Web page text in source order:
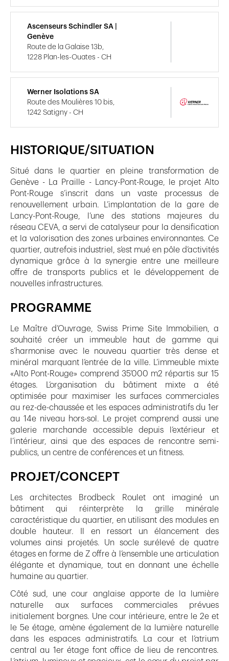
HISTORIQUE/SITUATION
Situé dans le quartier en pleine transformation de
Genève - La Praille - Lancy-Pont-Rouge, le projet Alto
Pont-Rouge s’inscrit dans un vaste processus de
renouvellement urbain. L’implantation de la gare de
Lancy-Pont-Rouge, l’une des stations majeures du
réseau CEVA, a servi de catalyseur pour la densification
et la valorisation des zones urbaines environnantes. Ce
quartier, autrefois industriel, s’est mué en pôle d’activités
dynamique grâce à la synergie entre une meilleure
offre de transports publics et le développement de
nouvelles infrastructures.
PROGRAMME
Le Maître d’Ouvrage, Swiss Prime Site Immobilien, a
souhaité créer un immeuble haut de gamme qui
s’harmonise avec le nouveau quartier très dense et
minéral marquant l’entrée de la ville. L’immeuble mixte
«Alto Pont-Rouge» comprend 35’000 m2 répartis sur 15
étages. L’organisation du bâtiment mixte a été
optimisée pour maximiser les surfaces commerciales
au rez-de-chaussée et les espaces administratifs du 1er
au 14e niveau hors-sol. Le projet comprend aussi une
galerie marchande accessible depuis l’extérieur et
l’intérieur, ainsi que des espaces de rencontre semi-
publics, un centre de conférences et un fitness.
PROJET/CONCEPT
Les architectes Brodbeck Roulet ont imaginé un
bâtiment qui réinterprète la grille minérale
caractéristique du quartier, en utilisant des modules en
double hauteur. Il en ressort un élancement des
volumes ainsi projetés. Un socle surélevé de quatre
étages en forme de Z offre à l’ensemble une articulation
élégante et dynamique, tout en donnant une échelle
humaine au quartier.
Côté sud, une cour anglaise apporte de la lumière
naturelle aux surfaces commerciales prévues
initialement borgnes. Une cour intérieure, entre le 2e et
le 5e étage, amène également de la lumière naturelle
dans les espaces administratifs. La cour et l’atrium
central au 1er étage font office de lieu de rencontres.
Ascenseurs Schindler SA |
Genève
Route de la Galaise 13b,
1228 Plan-les-Ouates - CH
Werner Isolations SA
Route des Moulières 10 bis,
1242 Satigny - CH